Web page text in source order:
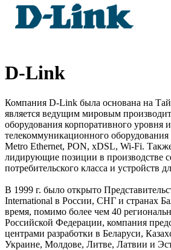
D-Link
Компания D-Link была основана на
является ведущим мировым
оборудования корпоративного уровня
телекоммуникационного оборудования
Metro Ethernet, PON, xDSL, Wi-Fi.
лидирующие позиции в производстве
потребительского класса и устройств
В 1999 г. было открыто
International в России, СНГ и странах
время, помимо более чем 40
Российской Федерации, компания
центрами разработки в Беларуси,
Украине, Молдове, Литве, Латвии и